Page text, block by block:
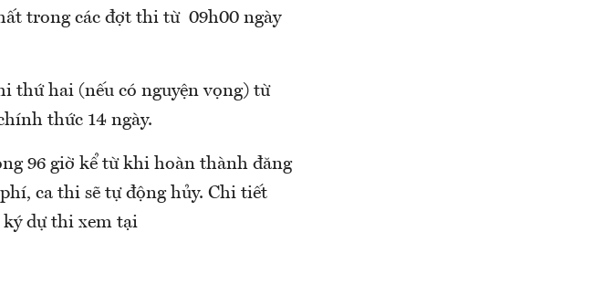
trong các đợt thi từ 09h00 ngày
thứ hai (nếu có nguyện vọng) từ
thức 14 ngày.
96 giờ kể từ khi hoàn thành đăng
ca thi sẽ tự động hủy. Chi tiết
ký dự thi xem tại